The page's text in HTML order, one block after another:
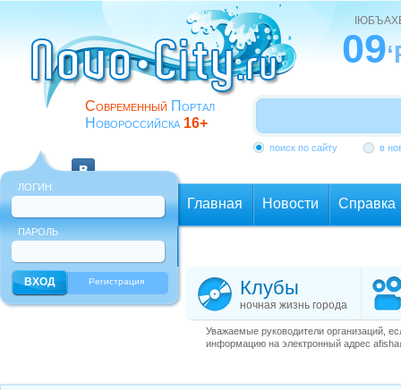
Современный Портал
Новороссийска 16+
09
поиск по сайту в
ЛОГИН
ПАРОЛЬ
Регистрация
Главная Новости Справка
Клубы
ночная жизнь города
Уважаемые руководители организаций,
информацию на электронный адрес